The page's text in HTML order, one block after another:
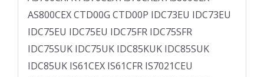
AS800CEX CTD00G CTD00P IDC73EU IDC73EU
IDC75EU IDC75EU IDC75FR IDC75SFR
IDC75SUK IDC75UK IDC85KUK IDC85SUK
IDC85UK IS61CEX IS61CFR IS7021CEU